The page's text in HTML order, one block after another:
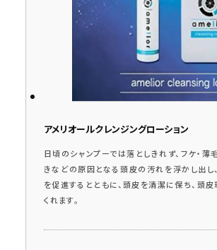
アメリオールクレンジングローション
日頃のシャンプーでは落としきれず、フケ・薄
きなどの原因となる頭皮の汚れを浮かし出し
を促進するとともに、頭皮を清潔に保ち、頭
くれます。